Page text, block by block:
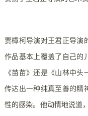
贾樟柯导演对王君正导演
作品基本上覆盖了自己的
《苗苗》还是《山林中
传达出一种纯真至善的精
性的感染。他动情地说道